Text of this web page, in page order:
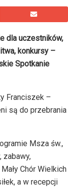
dla uczestników,
konkursy –
Spotkanie
Franciszek –
są do przebrania
Msza św.,
zabawy,
Chór Wielkich
a w recepcji